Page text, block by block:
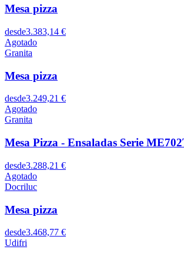
Mesa pizza
desde3.383,14 €
Agotado
Granita
Mesa pizza
desde3.249,21 €
Agotado
Granita
Mesa Pizza - Ensaladas Serie
desde3.288,21 €
Agotado
Docriluc
Mesa pizza
desde3.468,77 €
Udifri